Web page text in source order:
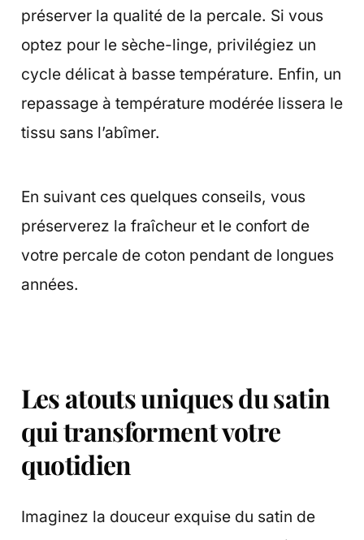
préserver la qualité de la percale. Si vous
optez pour le sèche-linge, privilégiez un
cycle délicat à basse température. Enfin, un
repassage à température modérée lissera le
tissu sans l’abîmer.
En suivant ces quelques conseils, vous
préserverez la fraîcheur et le confort de
votre percale de coton pendant de longues
années.
Les atouts uniques du satin
qui transforment votre
quotidien
Imaginez la douceur exquise du satin de